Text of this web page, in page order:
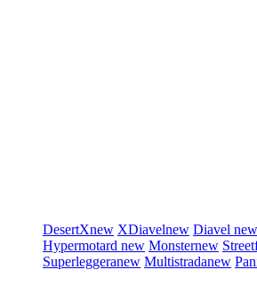
DesertXnew XDiavelnew Diavel new
Hypermotard new Monsternew
Superleggeranew Multistradanew